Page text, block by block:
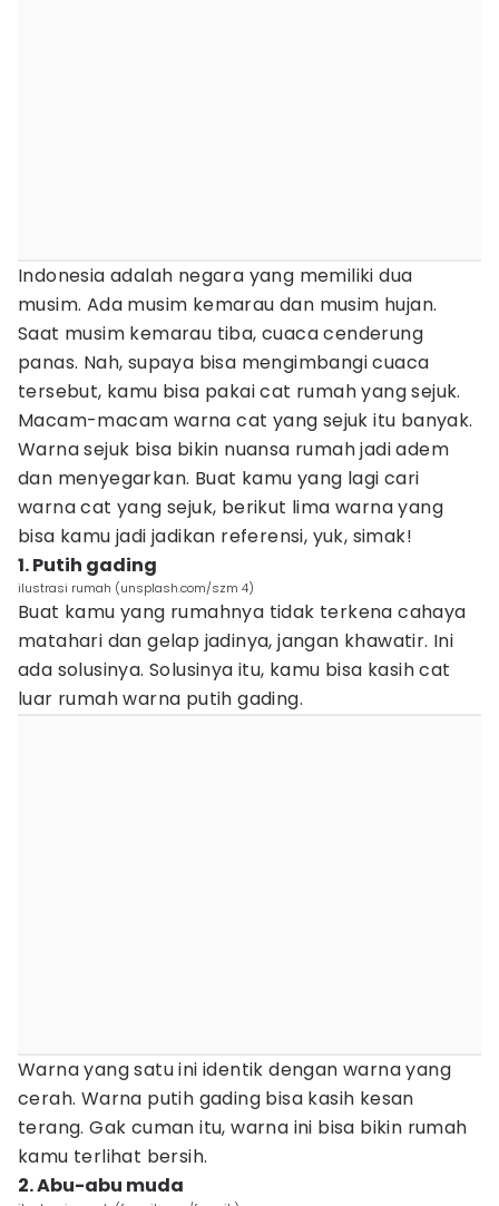
Indonesia adalah negara yang memiliki dua
musim. Ada musim kemarau dan musim hujan.
Saat musim kemarau tiba, cuaca cenderung
panas. Nah, supaya bisa mengimbangi cuaca
tersebut, kamu bisa pakai cat rumah yang sejuk.
Macam-macam warna cat yang sejuk itu banyak.
Warna sejuk bisa bikin nuansa rumah jadi adem
dan menyegarkan. Buat kamu yang lagi cari
warna cat yang sejuk, berikut lima warna yang
bisa kamu jadi jadikan referensi, yuk, simak!
1. Putih gading
ilustrasi rumah (unsplash.com/szm 4)
Buat kamu yang rumahnya tidak terkena cahaya
matahari dan gelap jadinya, jangan khawatir. Ini
ada solusinya. Solusinya itu, kamu bisa kasih cat
luar rumah warna putih gading.
Warna yang satu ini identik dengan warna yang
cerah. Warna putih gading bisa kasih kesan
terang. Gak cuman itu, warna ini bisa bikin rumah
kamu terlihat bersih.
2. Abu-abu muda